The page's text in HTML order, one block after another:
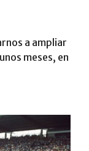
a ampliar
meses, en